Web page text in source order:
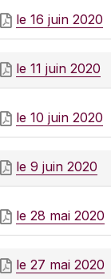
le 16 juin 2020
le 11 juin 2020
le 10 juin 2020
le 9 juin 2020
le 28 mai 2020
le 27 mai 2020